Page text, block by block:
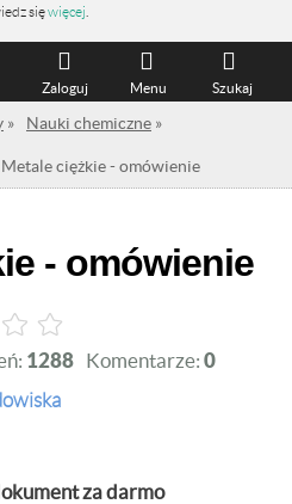
sięwięcej
Szukaj
Menu
Zaloguj
» Nauki chemiczne »
Metale ciężkie - omówienie
- omówienie
1288 Komentarze: 0
za darmo